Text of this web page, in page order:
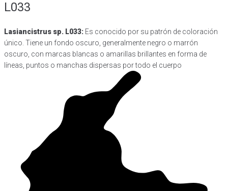
L033
Lasiancistrus sp. L033: Es conocido por su patrón de coloración
único. Tiene un fondo oscuro, generalmente negro o marrón
oscuro, con marcas blancas o amarillas brillantes en forma de
líneas, puntos o manchas dispersas por todo el cuerpo